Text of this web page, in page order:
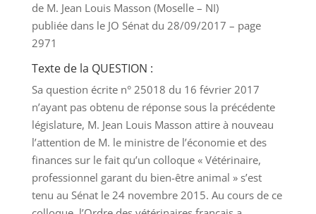
de M. Jean Louis Masson (Moselle – NI)
publiée dans le JO Sénat du 28/09/2017 – page
2971
Texte de la QUESTION :
Sa question écrite n° 25018 du 16 février 2017
n’ayant pas obtenu de réponse sous la précédente
législature, M. Jean Louis Masson attire à nouveau
l’attention de M. le ministre de l’économie et des
finances sur le fait qu’un colloque « Vétérinaire,
professionnel garant du bien-être animal » s’est
tenu au Sénat le 24 novembre 2015. Au cours de ce